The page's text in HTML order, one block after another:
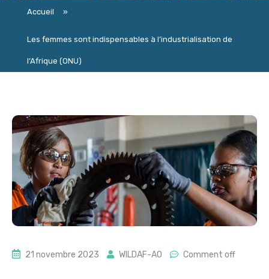
Accueil »
Les femmes sont indispensables à l’industrialisation de
l’Afrique (ONU)
21 novembre 2023 WILDAF-AO Comment off